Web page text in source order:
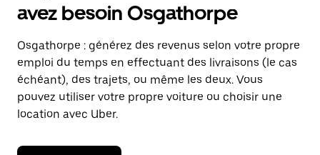
avez besoin Osgathorpe
Osgathorpe : générez des revenus selon votre propre
emploi du temps en effectuant des livraisons (le cas
échéant), des trajets, ou même les deux. Vous
pouvez utiliser votre propre voiture ou choisir une
location avec Uber.